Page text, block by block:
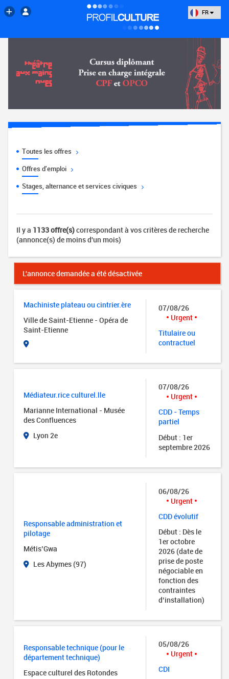
FR
Toutes les offres
Offres d'emploi
Stages, alternance et services civiques
Il y a 1133 offre(s)correspondant à vos critères de recherche
(annonce(s) de moins d'un mois)
L'annonce demandée a été désactivée
Machiniste plateau ou cintrier.ère
Ville de Saint-Etienne - Opéra de
Saint-Etienne
07/08/26
Urgent
Titulaire ou
contractuel
Médiateur.rice culturel.lle
Marianne International - Musée
des Confluences
Lyon 2e
07/08/26
Urgent
CDD - Temps
partiel
Début : 1er
septembre 2026
Responsable administration et
pilotage
Métis’Gwa
Les Abymes (97)
06/08/26
Urgent
CDD évolutif
Début : Dès le
1er octobre
2026 (date de
prise de poste
négociable en
fonction des
contraintes
d’installation)
Responsable technique (pour le
département technique)
Espace culturel des Rotondes
05/08/26
Urgent
CDI